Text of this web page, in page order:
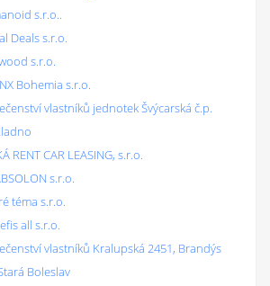
s.r.o..
Deals s.r.o.
s.r.o.
Bohemia s.r.o.
vlastníků jednotek Švýcarská č.p.
RENT CAR LEASING, s.r.o.
s.r.o.
téma s.r.o.
all s.r.o.
vlastníků Kralupská 2451, Brandýs
Boleslav